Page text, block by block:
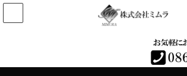
コ
へ
ナ
ョ